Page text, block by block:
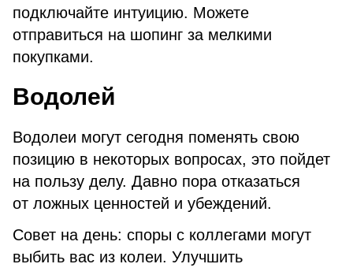
подключайте интуицию. Можете
отправиться на шопинг за мелкими
покупками.
Водолей
Водолеи могут сегодня поменять свою
позицию в некоторых вопросах, это пойдет
на пользу делу. Давно пора отказаться
от ложных ценностей и убеждений.
Совет на день: споры с коллегами могут
выбить вас из колеи. Улучшить